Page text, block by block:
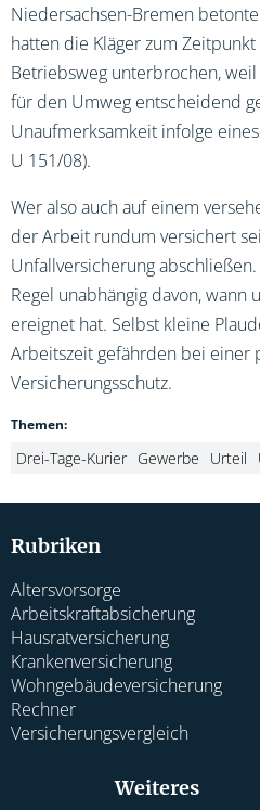
Niedersachsen-Bremen
hatten die Kläger zum
Betriebsweg unterbrochen,
für den Umweg entscheidend
Unaufmerksamkeit infolge
U 151/08).
Wer also auch auf einem
der Arbeit rundum versichert
Unfallversicherung
Regel unabhängig davon, wann
ereignet hat. Selbst kleine
Arbeitszeit gefährden bei einer
Versicherungsschutz.
Themen:
Drei-Tage-Kurier Gewerbe Urteil
Rubriken
Altersvorsorge
Arbeitskraftabsicherung
Hausratversicherung
Krankenversicherung
Wohngebäudeversicherung
Rechner
Versicherungsvergleich
Weiteres